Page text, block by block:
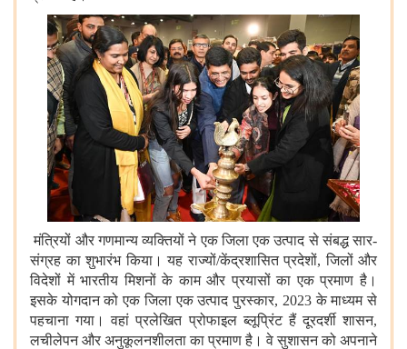
मंत्रियों और गणमान्य व्यक्तियों ने एक जिला एक उत्‍पाद से संबद्ध सार-
संग्रह का शुभारंभ किया। यह राज्यों/केंद्रशासित प्रदेशों, जिलों और
विदेशों में भारतीय मिशनों के काम और प्रयासों का एक प्रमाण है।
इसके योगदान को एक जिला एक उत्‍पाद पुरस्कार, 2023 के माध्यम से
पहचाना गया। वहां प्रलेखित प्रोफाइल ब्लूप्रिंट हैं दूरदर्शी शासन,
लचीलेपन और अनुकूलनशीलता का प्रमाण है। वे सुशासन को अपनाने